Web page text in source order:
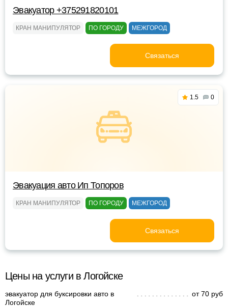
Эвакуатор +375291820101
КРАН МАНИПУЛЯТОР ПО ГОРОДУ МЕЖГОРОД
Связаться
1.5 0
Эвакуация авто Ип Топоров
КРАН МАНИПУЛЯТОР ПО ГОРОДУ МЕЖГОРОД
Связаться
Цены на услуги в Логойске
эвакуатор для буксировки авто в
Логойске
от 70 руб